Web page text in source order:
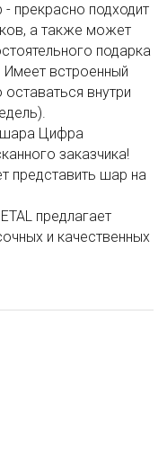
прекрасно подходит
а также может
подарка
встроенный
внутри
Цифра
заказчика!
представить шар на
предлагает
и качественных